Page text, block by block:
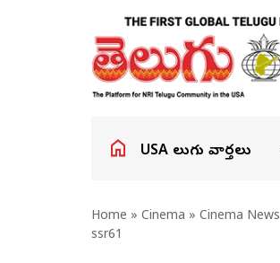
USA తెలుగు వార్తలు
Home » Cinema » Cinema News
ssr61